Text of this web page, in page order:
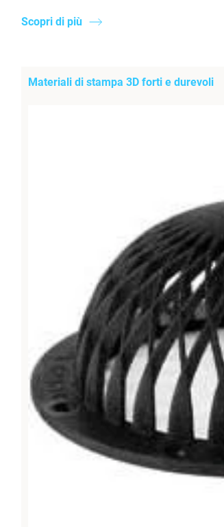
Scopri di più
Materiali di stampa 3D forti e durevoli